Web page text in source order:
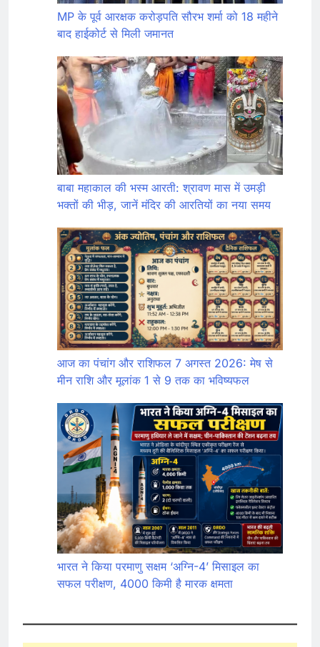
MP के पूर्व आरक्षक करोड़पति सौरभ शर्मा को 18 महीने
बाद हाईकोर्ट से मिली जमानत
बाबा महाकाल की भस्म आरती: श्रावण मास में उमड़ी
भक्तों की भीड़, जानें मंदिर की आरतियों का नया समय
आज का पंचांग और राशिफल 7 अगस्त 2026: मेष से
मीन राशि और मूलांक 1 से 9 तक का भविष्यफल
भारत ने किया परमाणु सक्षम ‘अग्नि-4’ मिसाइल का
सफल परीक्षण, 4000 किमी है मारक क्षमता